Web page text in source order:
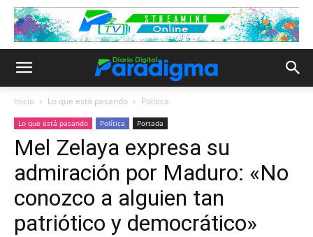
Inicio Lo que está pasando Política
Lo que está pasando Política Portada
Mel Zelaya expresa su
admiración por Maduro: «No
conozco a alguien tan
patriótico y democrático»